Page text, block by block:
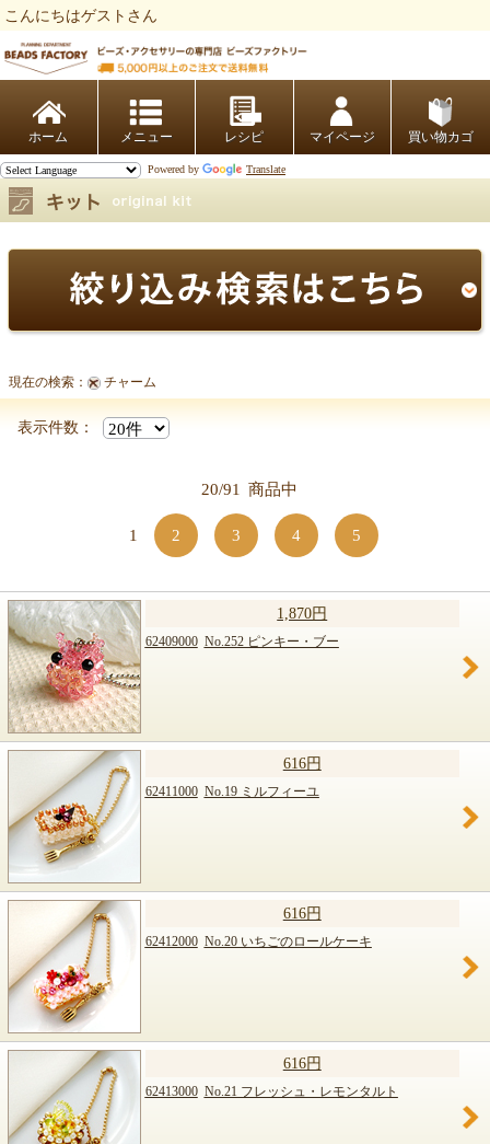
こんにちはゲストさん
ホーム レシピ マイページ 買い物カゴ
Powered by Translate
現在の検索： チャーム
表示件数：
20/91 商品中
1 2 3 4 5
1,870円
62409000 No.252 ピンキー・ブー
616円
62411000 No.19 ミルフィーユ
616円
62412000 No.20 いちごのロールケーキ
616円
62413000 No.21 フレッシュ・レモンタルト